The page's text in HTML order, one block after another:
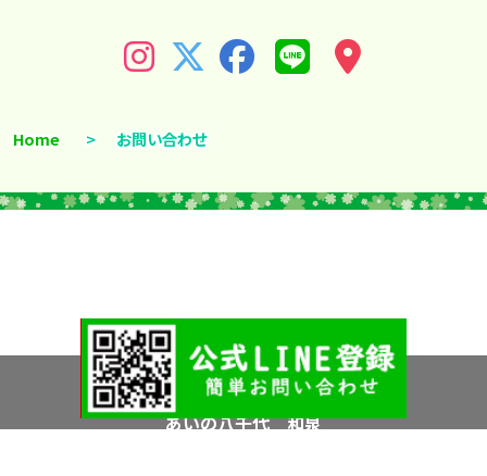
Home > お問い合わせ
Copyright © 2026 All Rights Reserved.
あいの八千代 和泉